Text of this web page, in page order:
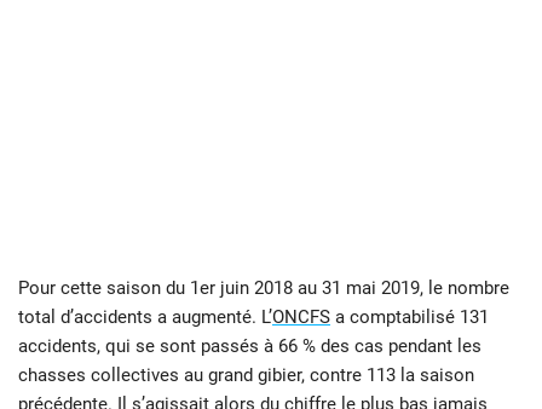
Pour cette saison du 1er juin 2018 au 31 mai 2019, le nombre
total d’accidents a augmenté. L’ONCFS a comptabilisé 131
accidents, qui se sont passés à 66 % des cas pendant les
chasses collectives au grand gibier, contre 113 la saison